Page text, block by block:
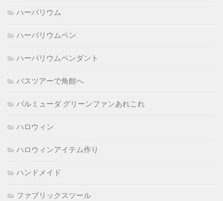
ハーバリウム
ハーバリウムペン
ハーバリウムペンダント
バスツアーで角館へ
バルミューダ グリーンファンあれこれ
ハロウィン
ハロウィンアイテム作り
ハンドメイド
ファブリックスツール